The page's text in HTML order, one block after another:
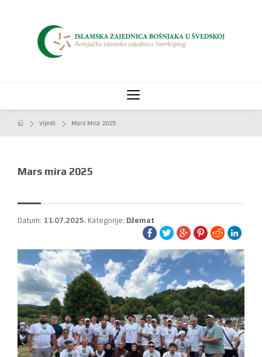
Vijesti Mars Mira 2025
Mars mira 2025
Datum: 11.07.2025. Kategorije: Džemat